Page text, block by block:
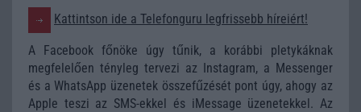
Kattintson ide a Telefonguru legfrissebb híreiért!
A Facebook főnöke úgy tűnik, a korábbi pletykáknak
megfelelően tényleg tervezi az Instagram, a Messenger
és a WhatsApp üzenetek összefűzését pont úgy, ahogy az
Apple teszi az SMS-ekkel és iMessage üzenetekkel. Az